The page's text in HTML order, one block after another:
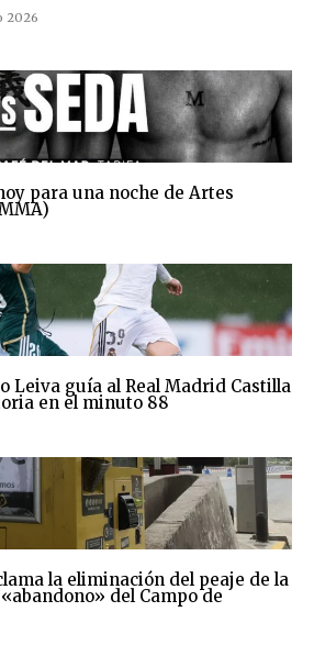
2026
para una noche de Artes
Leiva guía al Real Madrid Castilla
en el minuto 88
la eliminación del peaje de la
del Campo de